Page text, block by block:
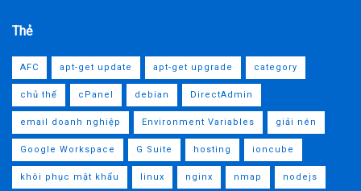
Thẻ
AFC apt-get update apt-get upgrade category
chủ thể cPanel debian DirectAdmin
email doanh nghiệp Environment Variables giải nén
Google Workspace G Suite hosting ioncube
khôi phục mật khẩu linux nginx nmap nodejs